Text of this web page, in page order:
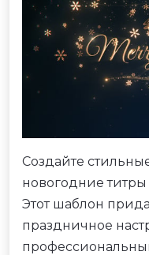
Создайте
новогодние
Этот шаблон
праздничное